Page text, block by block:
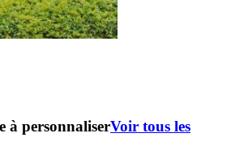
à personnaliserVoir tous les